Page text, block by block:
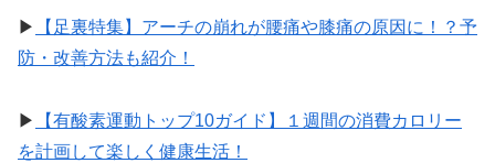
▶︎
【足裏特集】アーチの崩れが腰痛や膝痛の原因に！？予
防・改善方法も紹介！
▶︎
【有酸素運動トップ10ガイド】１週間の消費カロリー
を計画して楽しく健康生活！